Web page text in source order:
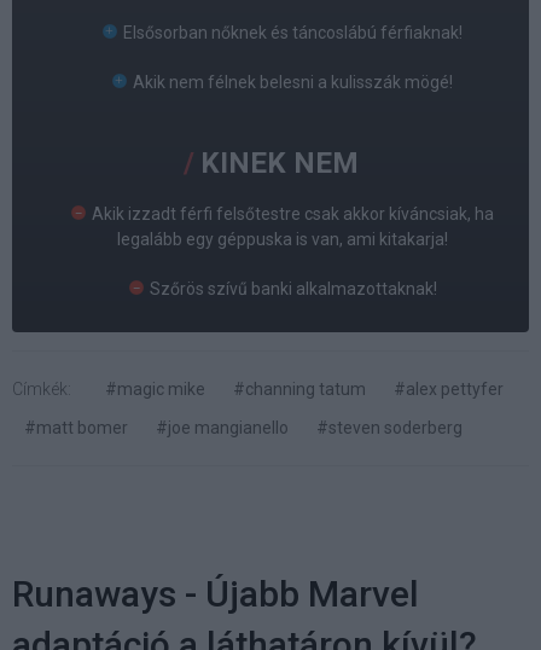
Elsősorban nőknek és táncoslábú férfiaknak!
Akik nem félnek belesni a kulisszák mögé!
KINEK NEM
Akik izzadt férfi felsőtestre csak akkor kíváncsiak, ha
legalább egy géppuska is van, ami kitakarja!
Szőrös szívű banki alkalmazottaknak!
Címkék: #magic mike #channing tatum
#alex pettyfer
#matt bomer
#joe mangianello #steven soderberg
Runaways - Újabb Marvel